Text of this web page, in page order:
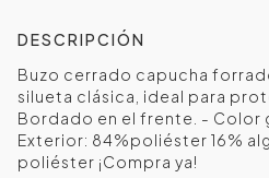
DESCRIPCIÓN
Buzo cerrado capucha
silueta clásica, ideal para
Bordado en el frente. - Color
Exterior: 84%poliéster 16%
poliéster ¡Compra ya!